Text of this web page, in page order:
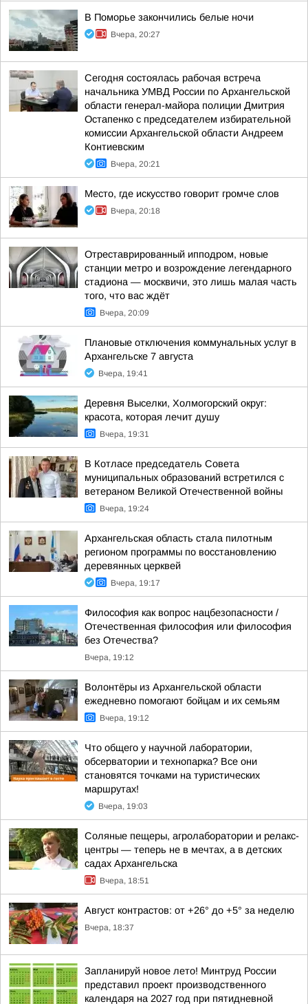
В Поморье закончились белые ночи
Вчера, 20:27
Сегодня состоялась рабочая встреча
начальника УМВД России по Архангельской
области генерал-майора полиции Дмитрия
Остапенко с председателем избирательной
комиссии Архангельской области Андреем
Контиевским
Вчера, 20:21
Место, где искусство говорит громче слов
Вчера, 20:18
Отреставрированный ипподром, новые
станции метро и возрождение легендарного
стадиона — москвичи, это лишь малая часть
того, что вас ждёт
Вчера, 20:09
Плановые отключения коммунальных услуг в
Архангельске 7 августа
Вчера, 19:41
Деревня Выселки, Холмогорский округ:
красота, которая лечит душу
Вчера, 19:31
В Котласе председатель Совета
муниципальных образований встретился с
ветераном Великой Отечественной войны
Вчера, 19:24
Архангельская область стала пилотным
регионом программы по восстановлению
деревянных церквей
Вчера, 19:17
Философия как вопрос нацбезопасности /
Отечественная философия или философия
без Отечества?
Вчера, 19:12
Волонтёры из Архангельской области
ежедневно помогают бойцам и их семьям
Вчера, 19:12
Что общего у научной лаборатории,
обсерватории и технопарка? Все они
становятся точками на туристических
маршрутах!
Вчера, 19:03
Соляные пещеры, агролаборатории и релакс-
центры — теперь не в мечтах, а в детских
садах Архангельска
Вчера, 18:51
Август контрастов: от +26° до +5° за неделю
Вчера, 18:37
Запланируй новое лето! Минтруд России
представил проект производственного
календаря на 2027 год при пятидневной